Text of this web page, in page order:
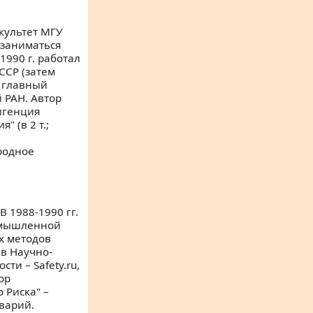
МГУ
г. работал
(затем
РАН. Автор
(в 2 т.;
1988-1990 гг.
методов
Научно-
– Safety.ru,
Риска" –